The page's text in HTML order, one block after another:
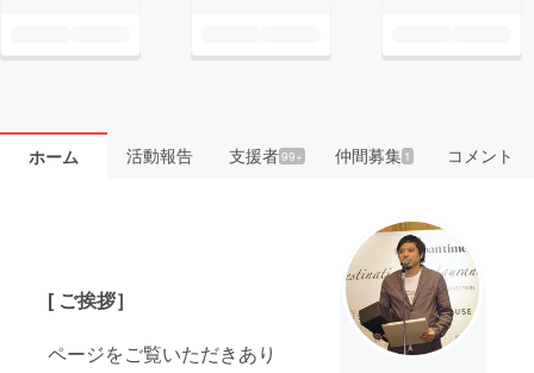
ホーム 活動報告 支援者99+ 仲間募集 1 コメント
[ ご挨拶］
ページをご覧いただきあり